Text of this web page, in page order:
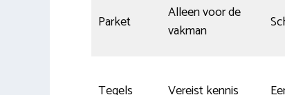
Parket
Alleen voor de
vakman
Tegels Vereist kennis